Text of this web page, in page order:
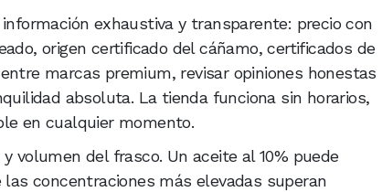
exhaustiva y transparente: precio con
origen certificado del cáñamo, certificados de
marcas premium, revisar opiniones honestas
absoluta. La tienda funciona sin horarios,
en cualquier momento.
volumen del frasco. Un aceite al 10% puede
concentraciones más elevadas superan